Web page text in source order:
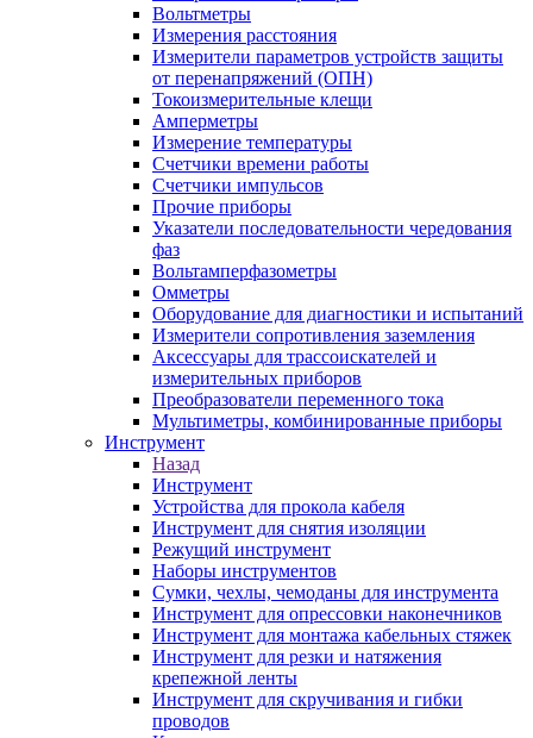
Вольтметры
Измерения расстояния
Измерители параметров устройств защиты
от перенапряжений (ОПН)
Токоизмерительные клещи
Амперметры
Измерение температуры
Счетчики времени работы
Счетчики импульсов
Прочие приборы
Указатели последовательности чередования
фаз
Вольтамперфазометры
Омметры
Оборудование для диагностики и испытаний
Измерители сопротивления заземления
Аксессуары для трассоискателей и
измерительных приборов
Преобразователи переменного тока
Мультиметры, комбинированные приборы
Инструмент
Назад
Инструмент
Устройства для прокола кабеля
Инструмент для снятия изоляции
Режущий инструмент
Наборы инструментов
Сумки, чехлы, чемоданы для инструмента
Инструмент для опрессовки наконечников
Инструмент для монтажа кабельных стяжек
Инструмент для резки и натяжения
крепежной ленты
Инструмент для скручивания и гибки
проводов